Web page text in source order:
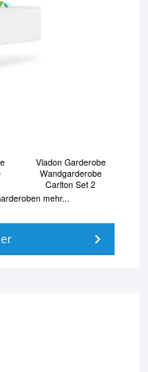
Vladon Garderobe
Wandgarderobe
Carlton Set 2
mehr...